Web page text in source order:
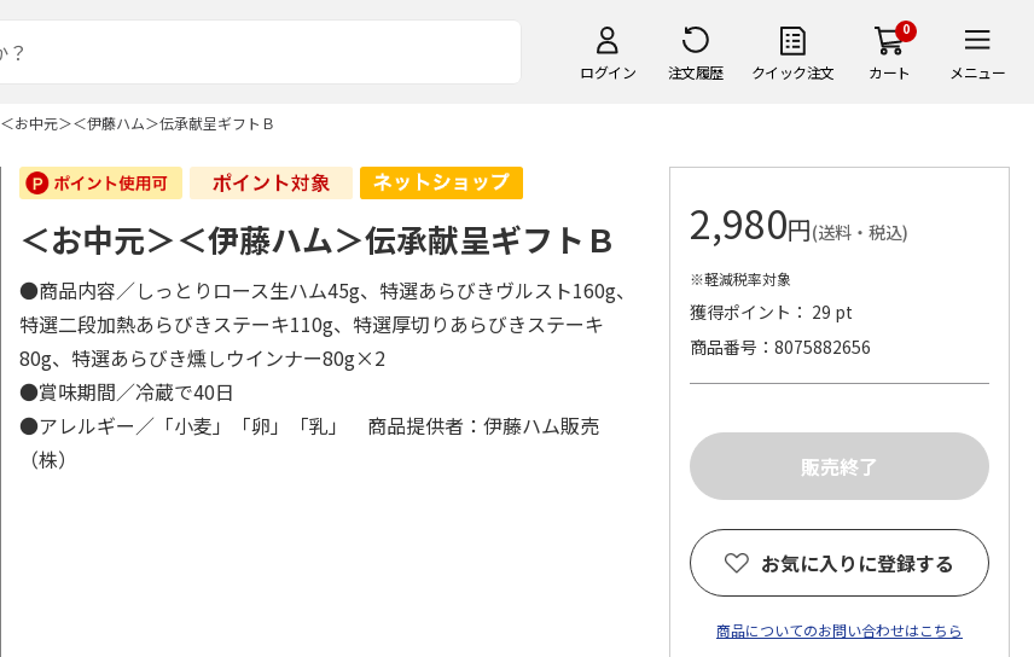
ログイン 注文履歴 クイック注文
0
カート メニュー
＜お中元＞＜伊藤ハム＞伝承献呈ギフトＢ
＜お中元＞＜伊藤ハム＞伝承献呈ギフトＢ
●商品内容／しっとりロース生ハム45g、特選あらびきヴルスト160g、
特選二段加熱あらびきステーキ110g、特選厚切りあらびきステーキ
80g、特選あらびき燻しウインナー80g×2
●賞味期間／冷蔵で40日
●アレルギー／「小麦」「卵」「乳」 商品提供者：伊藤ハム販売
（株）
2,980円(送料・税込)
※軽減税率対象
獲得ポイント： 29 pt
商品番号
8075882656
お気に入りに登録する
商品についてのお問い合わせはこちら